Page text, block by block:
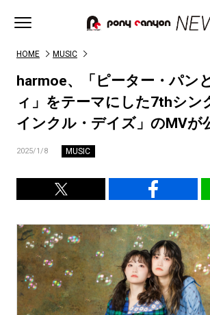
HOME MUSIC
harmoe、「ピーター・パン
ィ」をテーマにした7thシン
インクル・デイズ」のMVが
2025/1/8 MUSIC